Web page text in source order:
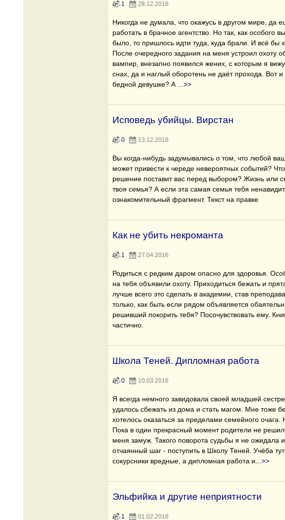
1 28.12.2016
Никогда не думала, что окажусь в другом мире, да
работать в брачное агентство. Но так, как особого
было, то пришлось идти туда, куда брали. И всё бы
После очередного задания на меня устроил охоту
вампир, внезапно появился жених, с которым я
снах, да и наглый оборотень не даёт прохода. Вот и
бедной девушке? А
>>
Исповедь убийцы. Вирстан
0 13.12.2016
Вы когда-нибудь задумывались о том, что любой
может привести к череде невероятных событий?
решение поставит вас перед выбором? Жизнь или
твоя семья? А если эта самая семья тебя
ознакомительный фрагмент. Текст на правке
Как не убить некроманта
1 27.04.2016
Родиться с редким даром опасно для здоровья.
на тебя объявили охоту. Приходиться бежать и
лучше всего это сделать в академии, став
только, как быть если рядом объявляется
решивший покорить тебя? Посочувствовать ему.
частично.
Школа Теней. Дипломная работа
0 10.03.2016
Я всегда немного завидовала своей младшей
удалось сбежать из дома и стать магом. Мне тоже
хотелось оказаться за пределами семейного очага.
Пока в один прекрасный момент родители не
меня замуж. Такого поворота судьбы я не ожидала
отчаянный шаг - поступить в Школу Теней. Учёба тут
сокурсники вредные, а дипломная работа и
>>
Эльфийка и другие неприятности
1 01.02.2016